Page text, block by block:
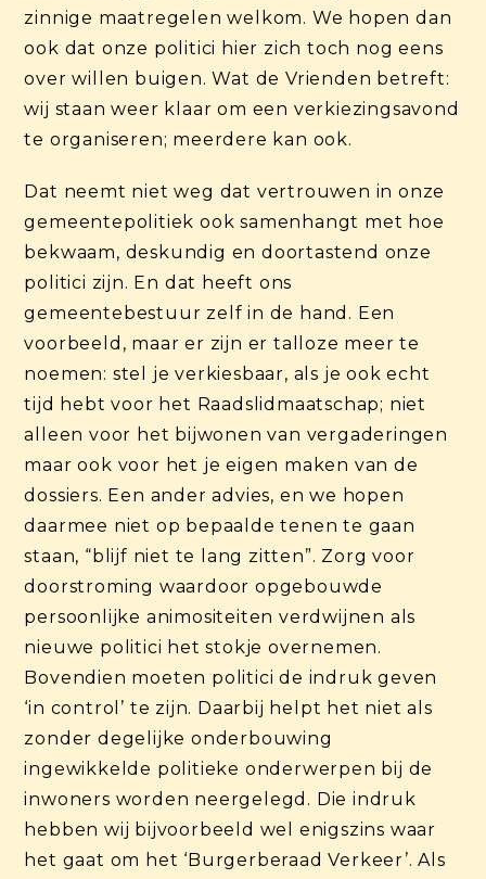
zinnige maatregelen welkom. We hopen dan
ook dat onze politici hier zich toch nog eens
over willen buigen. Wat de Vrienden betreft:
wij staan weer klaar om een verkiezingsavond
te organiseren; meerdere kan ook.
Dat neemt niet weg dat vertrouwen in onze
gemeentepolitiek ook samenhangt met hoe
bekwaam, deskundig en doortastend onze
politici zijn. En dat heeft ons
gemeentebestuur zelf in de hand. Een
voorbeeld, maar er zijn er talloze meer te
noemen: stel je verkiesbaar, als je ook echt
tijd hebt voor het Raadslidmaatschap; niet
alleen voor het bijwonen van vergaderingen
maar ook voor het je eigen maken van de
dossiers. Een ander advies, en we hopen
daarmee niet op bepaalde tenen te gaan
staan, “blijf niet te lang zitten”. Zorg voor
doorstroming waardoor opgebouwde
persoonlijke animositeiten verdwijnen als
nieuwe politici het stokje overnemen.
Bovendien moeten politici de indruk geven
‘in control’ te zijn. Daarbij helpt het niet als
zonder degelijke onderbouwing
ingewikkelde politieke onderwerpen bij de
inwoners worden neergelegd. Die indruk
hebben wij bijvoorbeeld wel enigszins waar
het gaat om het ‘Burgerberaad Verkeer’. Als